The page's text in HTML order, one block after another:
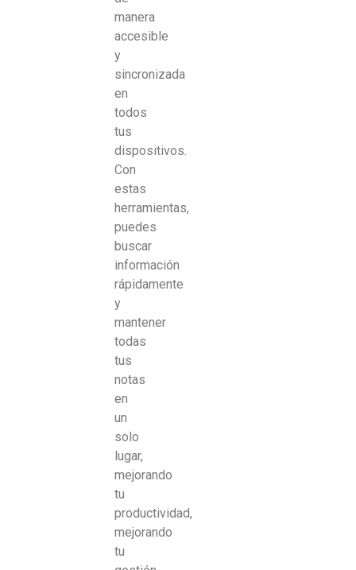
manera
accesible
y
sincronizada
en
todos
tus
dispositivos.
Con
estas
herramientas,
puedes
buscar
información
rápidamente
y
mantener
todas
tus
notas
en
un
solo
lugar,
mejorando
tu
productividad,
mejorando
tu